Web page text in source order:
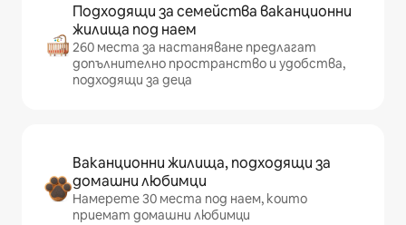
Подходящи за семейства ваканционни
жилища под наем
260 места за настаняване предлагат
допълнително пространство и удобства,
подходящи за деца
Ваканционни жилища, подходящи за
домашни любимци
Намерете 30 места под наем, които
приемат домашни любимци